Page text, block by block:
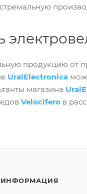
продукцию от
UralElectronica
магазина
Velocifero в
ИНФОРМАЦИЯ